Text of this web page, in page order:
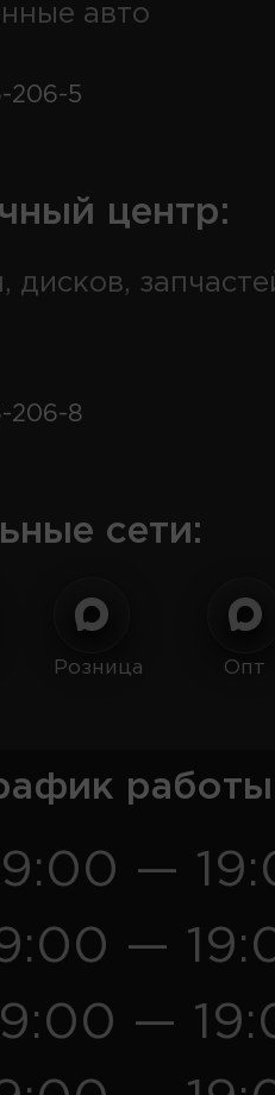
авто
206-5
центр:
дисков,
206-8
сети:
Розница Опт
—
—
—